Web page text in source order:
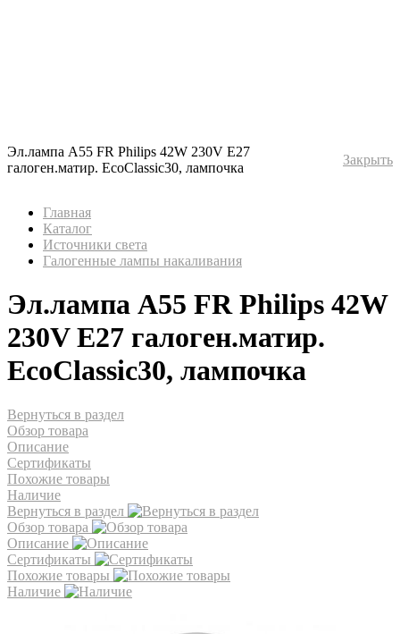
Эл.лампа A55 FR Philips 42W 230V E27
галоген.матир. EcoClassic30, лампочка
Закрыть
Главная
Каталог
Источники света
Галогенные лампы накаливания
Эл.лампа A55 FR Philips 42W
230V E27 галоген.матир.
EcoClassic30, лампочка
Вернуться в раздел
Обзор товара
Описание
Сертификаты
Похожие товары
Наличие
Вернуться в раздел
Обзор товара
Описание
Сертификаты
Похожие товары
Наличие